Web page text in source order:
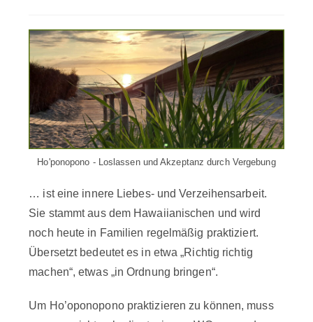
Ho'ponopono - Loslassen und Akzeptanz durch Vergebung
… ist eine innere Liebes- und Verzeihensarbeit.
Sie stammt aus dem Hawaiianischen und wird
noch heute in Familien regelmäßig praktiziert.
Übersetzt bedeutet es in etwa „Richtig richtig
machen“, etwas „in Ordnung bringen“.
Um Ho’oponopono praktizieren zu können, muss